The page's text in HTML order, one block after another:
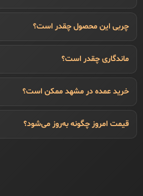
چربی این محصول چقدر است؟
ماندگاری چقدر است؟
خرید عمده در مشهد ممکن است؟
قیمت امروز چگونه به‌روز می‌شود؟